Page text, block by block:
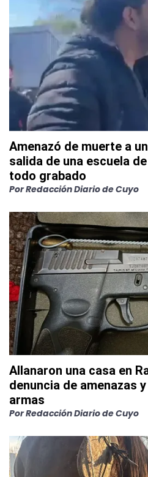
Amenazó de muerte a
salida de una escuela
todo grabado
PorRedacción Diario de Cuyo
Allanaron una casa en
denuncia de amenazas
armas
PorRedacción Diario de Cuyo